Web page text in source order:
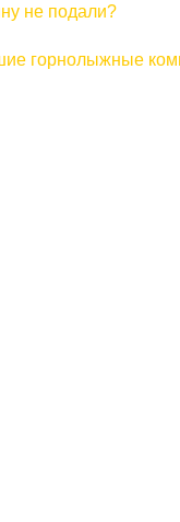
не подали?
горнолыжные